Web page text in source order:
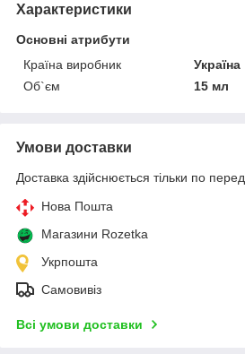
Характеристики
Основні атрибути
Країна виробник
Україна
Об`єм
15 мл
Умови доставки
Доставка здійснюється тільки по
Нова Пошта
Магазини Rozetka
Укрпошта
Самовивіз
Всі умови доставки